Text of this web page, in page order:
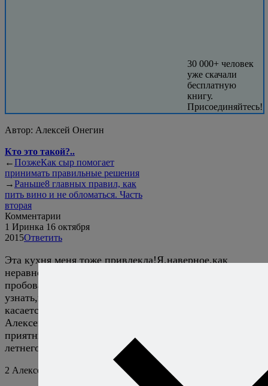
30 000+ человек
уже скачали
бесплатную
книгу.
Присоединяйтесь!
Автор: Алексей Онегин
Кто это такой?..
←ПозжеКак сыр помогает
принимать правильные решения
→Раньше8 главных правил, как
пить вино и не обломаться. Часть
вторая
Комментарии
1 Иринка 16 октября
2015Ответить
Эта кухня меня тоже привлекла!Я,наверное,как
неравнодушный гурман и эстет,с удовольствием бы
пробовала все новое и интересное,чтобы больше
узнать,и во вкусах и в традициях и в дизайне,что
касается кулинарии и высокой кухни:).Спасибо Вам
Алексей!Чувствую,как меня снова наполняют
приятные чувства к кулинарному искусству после
летнего долгого перерыва и разъездов….:))
2 Алексей Онегин 16 октября 2015 Ответить